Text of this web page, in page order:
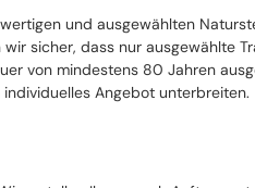
und ausgewählten
sicher, dass nur
von mindestens 80 Jahren
Angebot unterbreiten.